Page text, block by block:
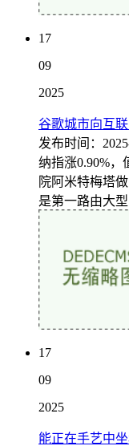
17
09
2025
谷歌城市向互
发布时间：
纳指涨0.90%，
院阿米特梅塔
是第一路由大
17
09
2025
能正在手艺中